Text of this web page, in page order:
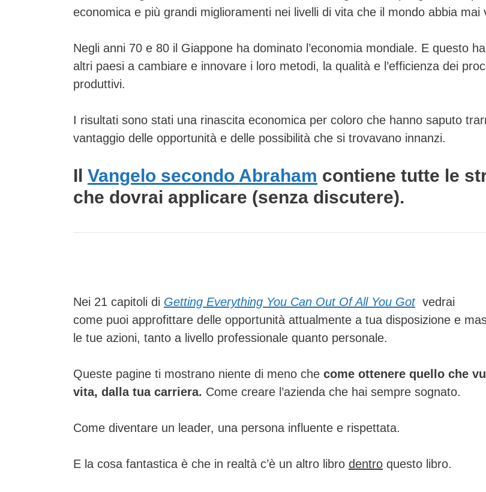
economica e più grandi miglioramenti nei livelli di vita che il mondo abbia mai
Negli anni 70 e 80 il Giappone ha dominato l’economia mondiale. E questo
altri paesi a cambiare e innovare i loro metodi, la qualità e l’efficienza dei
produttivi.
I risultati sono stati una rinascita economica per coloro che hanno saputo
vantaggio delle opportunità e delle possibilità che si trovavano innanzi.
Il Vangelo secondo Abraham contiene tutte le
che dovrai applicare (senza discutere).
Nei 21 capitoli di Getting Everything You Can Out Of All You Gotvedrai
come puoi approfittare delle opportunità attualmente a tua disposizione e
le tue azioni, tanto a livello professionale quanto personale.
Queste pagine ti mostrano niente di meno che come ottenere quello che
vita, dalla tua carriera. Come creare l’azienda che hai sempre sognato.
Come diventare un leader, una persona influente e rispettata.
E la cosa fantastica è che in realtà c’è un altro libro dentro questo libro.